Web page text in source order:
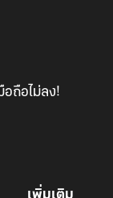
ถือไม่ลง!